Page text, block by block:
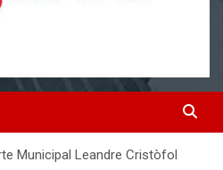
Municipal Leandre Cristòfol